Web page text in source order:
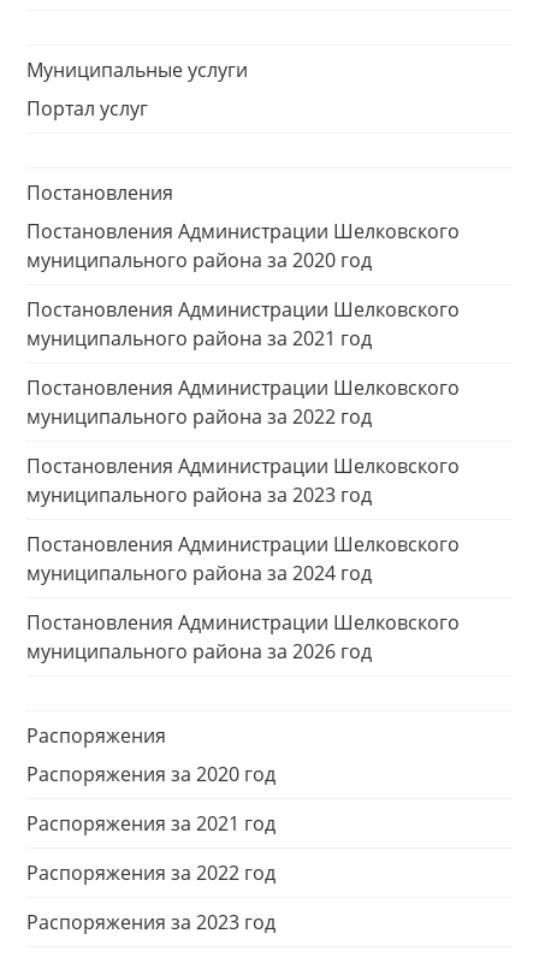
Муниципальные услуги
Портал услуг
Постановления
Постановления Администрации Шелковского
муниципального района за 2020 год
Постановления Администрации Шелковского
муниципального района за 2021 год
Постановления Администрации Шелковского
муниципального района за 2022 год
Постановления Администрации Шелковского
муниципального района за 2023 год
Постановления Администрации Шелковского
муниципального района за 2024 год
Постановления Администрации Шелковского
муниципального района за 2026 год
Распоряжения
Распоряжения за 2020 год
Распоряжения за 2021 год
Распоряжения за 2022 год
Распоряжения за 2023 год